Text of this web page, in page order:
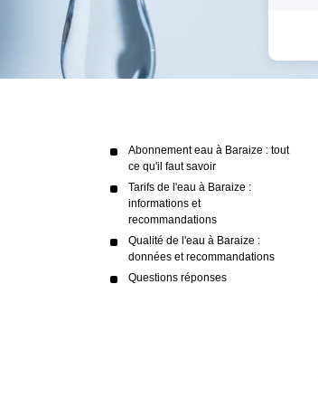
Abonnement eau à Baraize : tout
ce qu'il faut savoir
Tarifs de l'eau à Baraize :
informations et
recommandations
Qualité de l'eau à Baraize :
données et recommandations
Questions réponses